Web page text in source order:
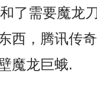
了需要魔龙
西，腾讯传
魔龙巨蛾.